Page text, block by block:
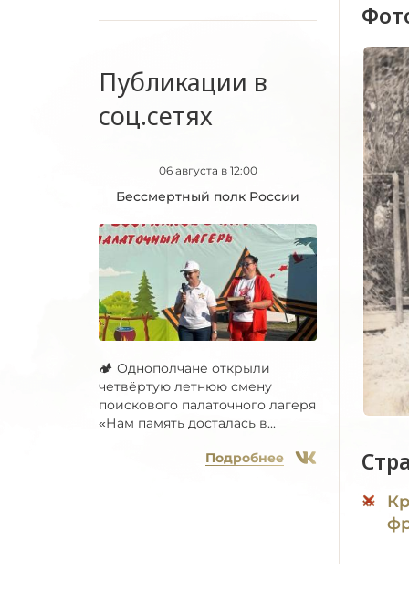
Публикации в
соц.сетях
06 августа в 12:00
Бессмертный полк России
🏕 Однополчане открыли
четвёртую летнюю смену
поискового палаточного лагеря
«Нам память досталась в...
Подробнее